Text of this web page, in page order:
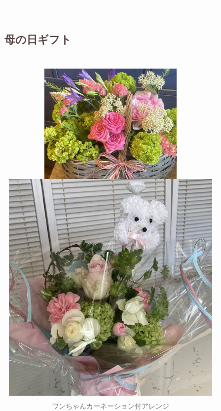
母の日ギフト
ワンちゃんカーネーション付アレンジ